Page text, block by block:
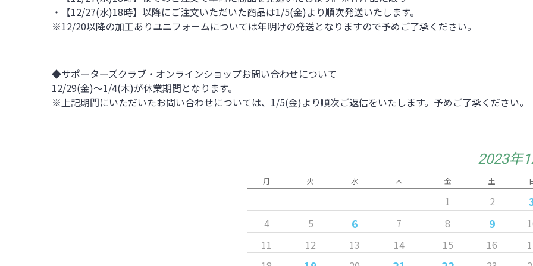
・【12/27(水)18時】以降にご注文いただいた商品は1/5(金)より順次発送いたします。
※12/20以降の加工ありユニフォームについては年明けの発送となりますので予めご了承ください。
◆サポーターズクラブ・オンラインショップお問い合わせについて
12/29(金)～1/4(木)が休業期間となります。
※上記期間にいただいたお問い合わせについては、1/5(金)より順次ご返信をいたします。予めご了承ください。
2023年
月 火 水 木 金 土
1 2
4 5 6 7 8 9
11
12 13 14 15 16